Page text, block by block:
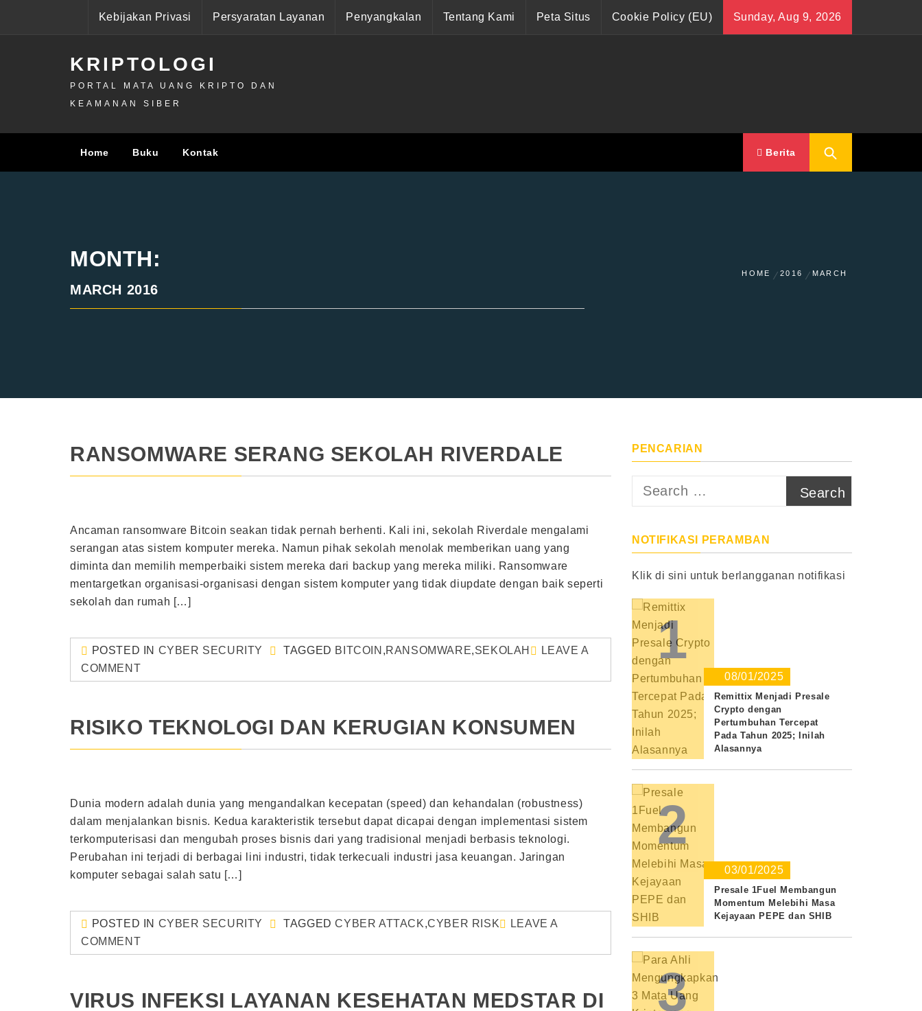
Kebijakan Privasi Persyaratan Layanan Penyangkalan Tentang Kami Peta Situs Cookie Policy (EU) Sunday, Aug 9, 2026
KRIPTOLOGI
PORTAL MATA UANG KRIPTO DAN
KEAMANAN SIBER
Home Buku Kontak Berita
MONTH:
MARCH 2016
HOME 2016 MARCH
RANSOMWARE SERANG SEKOLAH RIVERDALE
Ancaman ransomware Bitcoin seakan tidak pernah berhenti. Kali ini, sekolah Riverdale mengalami
serangan atas sistem komputer mereka. Namun pihak sekolah menolak memberikan uang yang
diminta dan memilih memperbaiki sistem mereka dari backup yang mereka miliki. Ransomware
mentargetkan organisasi-organisasi dengan sistem komputer yang tidak diupdate dengan baik seperti
sekolah dan rumah […]
POSTED IN CYBER SECURITY TAGGED BITCOIN ,RANSOMWARE,SEKOLAH
LEAVE A
COMMENT
RISIKO TEKNOLOGI DAN KERUGIAN KONSUMEN
Dunia modern adalah dunia yang mengandalkan kecepatan (speed) dan kehandalan (robustness)
dalam menjalankan bisnis. Kedua karakteristik tersebut dapat dicapai dengan implementasi sistem
terkomputerisasi dan mengubah proses bisnis dari yang tradisional menjadi berbasis teknologi.
Perubahan ini terjadi di berbagai lini industri, tidak terkecuali industri jasa keuangan. Jaringan
komputer sebagai salah satu […]
POSTED IN CYBER SECURITY TAGGEDCYBER ATTACK,CYBER RISK
LEAVE A
COMMENT
VIRUS INFEKSI LAYANAN KESEHATAN MEDSTAR DI
PENCARIAN
Search
NOTIFIKASI PERAMBAN
Klik di sini untuk berlangganan notifikasi
1
08/01/2025
Remittix Menjadi Presale
Crypto dengan
Pertumbuhan Tercepat
Pada Tahun 2025; Inilah
Alasannya
2
03/01/2025
Presale 1Fuel Membangun
Momentum Melebihi Masa
Kejayaan PEPE dan SHIB
3